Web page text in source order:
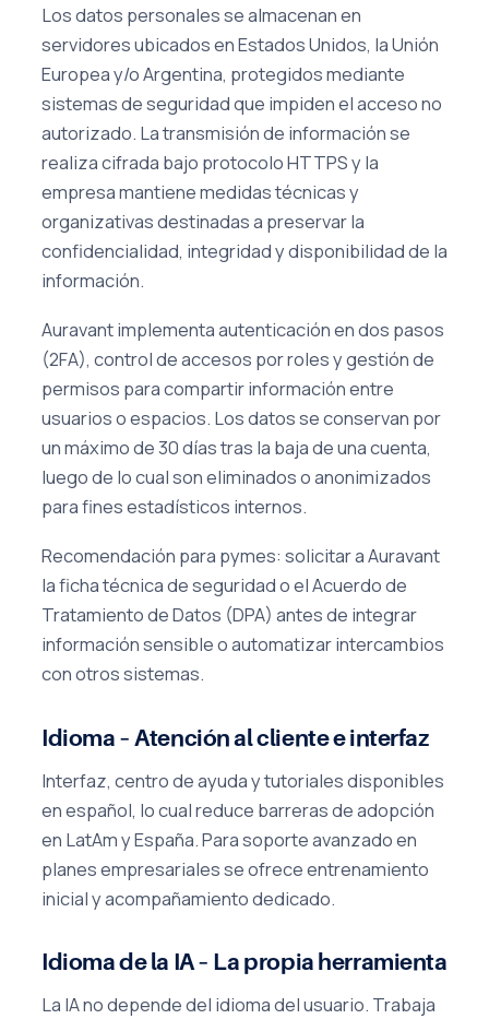
Los datos personales se almacenan en
servidores ubicados en Estados Unidos, la Unión
Europea y/o Argentina, protegidos mediante
sistemas de seguridad que impiden el acceso no
autorizado. La transmisión de información se
realiza cifrada bajo protocolo HTTPS y la
empresa mantiene medidas técnicas y
organizativas destinadas a preservar la
confidencialidad, integridad y disponibilidad de la
información.
Auravant implementa autenticación en dos pasos
(2FA), control de accesos por roles y gestión de
permisos para compartir información entre
usuarios o espacios. Los datos se conservan por
un máximo de 30 días tras la baja de una cuenta,
luego de lo cual son eliminados o anonimizados
para fines estadísticos internos.
Recomendación para pymes: solicitar a Auravant
la ficha técnica de seguridad o el Acuerdo de
Tratamiento de Datos (DPA) antes de integrar
información sensible o automatizar intercambios
con otros sistemas.
Idioma – Atención al cliente e interfaz
Interfaz, centro de ayuda y tutoriales disponibles
en español, lo cual reduce barreras de adopción
en LatAm y España. Para soporte avanzado en
planes empresariales se ofrece entrenamiento
inicial y acompañamiento dedicado.
Idioma de la IA – La propia herramienta
La IA no depende del idioma del usuario. Trabaja